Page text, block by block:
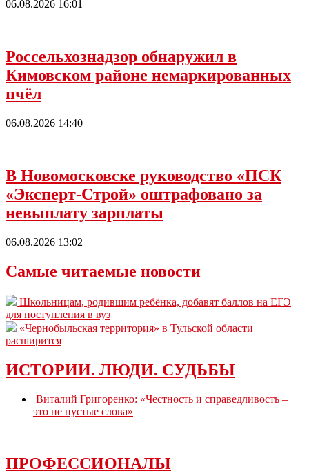
06.08.2026 16:01
Россельхознадзор обнаружил в
Кимовском районе немаркированных
пчёл
06.08.2026 14:40
В Новомосковске руководство «ПСК
«Эксперт-Строй» оштрафовано за
невыплату зарплаты
06.08.2026 13:02
Самые читаемые новости
Школьницам, родившим ребёнка, добавят баллов на ЕГЭ
для поступления в вуз
«Чернобыльская территория» в Тульской области
расширится
ИСТОРИИ. ЛЮДИ. СУДЬБЫ
Виталий Григоренко: «Честность и справедливость –
это не пустые слова»
ПРОФЕССИОНАЛЫ